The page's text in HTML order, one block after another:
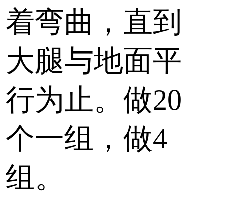
着弯曲，直到
大腿与地面平
行为止。做20
个一组，做4
组。